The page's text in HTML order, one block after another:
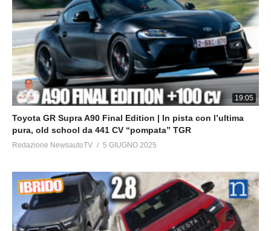
19:05
Toyota GR Supra A90 Final Edition | In pista con l’ultima
pura, old school da 441 CV “pompata” TGR
Redazione NewsautoTV 5 GIUGNO 2025